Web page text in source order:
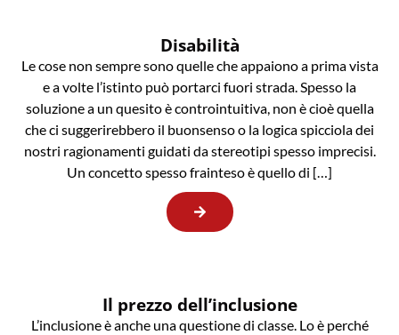
Disabilità
Le cose non sempre sono quelle che appaiono a prima vista
e a volte l’istinto può portarci fuori strada. Spesso la
soluzione a un quesito è controintuitiva, non è cioè quella
che ci suggerirebbero il buonsenso o la logica spicciola dei
nostri ragionamenti guidati da stereotipi spesso imprecisi.
Un concetto spesso frainteso è quello di […]
Il prezzo dell’inclusione
L’inclusione è anche una questione di classe. Lo è perché